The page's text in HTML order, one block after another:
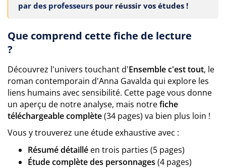
par des professeurs pour réussir vos études !
Que comprend cette fiche de lecture
?
Découvrez l'univers touchant d'Ensemble c'est tout, le
roman contemporain d'Anna Gavalda qui explore les
liens humains avec sensibilité. Cette page vous donne
un aperçu de notre analyse, mais notrefiche
téléchargeable complète(34 pages) va bien plus loin !
Vous y trouverez une étude exhaustive avec :
Résumé détaillé en trois parties (5 pages)
Étude complète des personnages (4 pages)